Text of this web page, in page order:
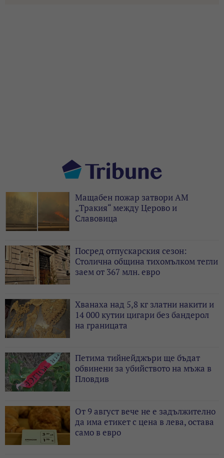
Мащабен пожар затвори АМ
„Тракия“ между Церово и
Славовица
Посред отпускарския сезон:
Столична община тихомълком тегли
заем от 367 млн. евро
Хванаха над 5,8 кг златни накити и
14 000 кутии цигари без бандерол
на границата
Петима тийнейджъри ще бъдат
обвинени за убийството на мъжа в
Пловдив
От 9 август вече не е задължително
да има етикет с цена в лева, остава
само в евро